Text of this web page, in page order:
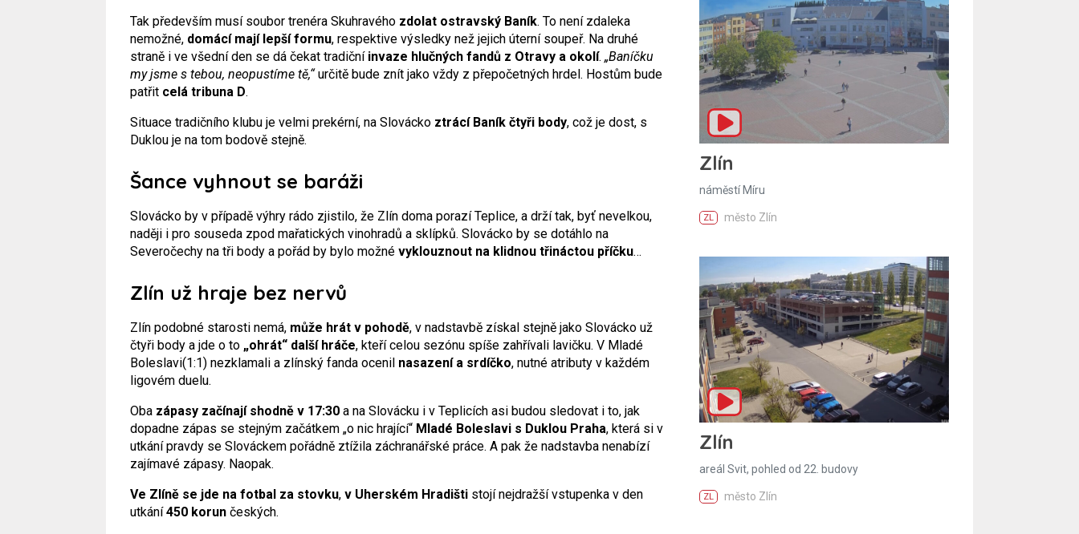
Tak především musí soubor trenéra Skuhravého zdolat ostravský Baník. To není zdaleka
nemožné, domácí mají lepší formu, respektive výsledky než jejich úterní soupeř. Na druhé
straně i ve všední den se dá čekat tradiční invaze hlučných fandů z Otravy a okolí. „Baníčku
my jsme s tebou, neopustíme tě,“určitě bude znít jako vždy z přepočetných hrdel. Hostům bude
patřit celá tribuna D.
Situace tradičního klubu je velmi prekérní, na Slovácko ztrácí Baník čtyři body, což je dost, s
Duklou je na tom bodově stejně.
Šance vyhnout se baráži
Slovácko by v případě výhry rádo zjistilo, že Zlín doma porazí Teplice, a drží tak, byť nevelkou,
naději i pro souseda zpod mařatických vinohradů a sklípků. Slovácko by se dotáhlo na
Severočechy na tři body a pořád by bylo možné vyklouznout na klidnou třináctou příčku…
Zlín už hraje bez nervů
Zlín podobné starosti nemá, může hrát v pohodě, v nadstavbě získal stejně jako Slovácko už
čtyři body a jde o to „ohrát“ další hráče, kteří celou sezónu spíše zahřívali lavičku. V Mladé
Boleslavi(1:1) nezklamali a zlínský fanda ocenil nasazení a srdíčko, nutné atributy v každém
ligovém duelu.
Oba zápasy začínají shodně v 17:30 a na Slovácku i v Teplicích asi budou sledovat i to, jak
dopadne zápas se stejným začátkem „o nic hrající“ Mladé Boleslavi s Duklou Praha, která si v
utkání pravdy se Slováckem pořádně ztížila záchranářské práce. A pak že nadstavba nenabízí
zajímavé zápasy. Naopak.
Ve Zlíně se jde na fotbal za stovku, v Uherském Hradišti stojí nejdražší vstupenka v den
utkání450 korun českých.
Zlín
náměstí Míru
ZL město Zlín
Zlín
areál Svit, pohled od 22. budovy
ZL město Zlín